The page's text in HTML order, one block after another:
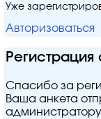
Уже
Авторизоваться
Спасибо за
Ваша анкета